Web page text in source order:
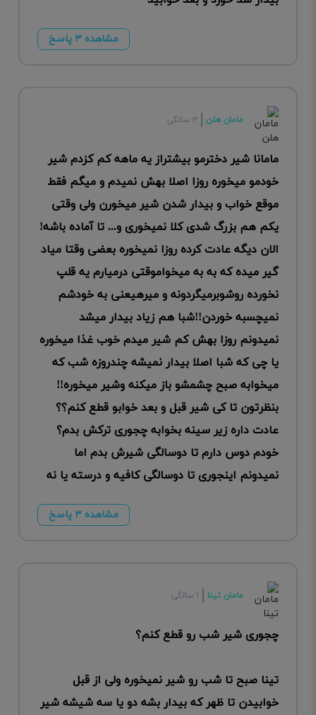
مشاهده ۳ پاسخ
مامان هلن ۳ سالگی
مامانا شیر دخترمو بیشتراز یه ماهه کم کزدم شیر
خودمو میخوره روزا اصلا بهش نمیدم و میگم فقط
موقع خواب و بیدار شدن شیر میخورن ولی وقتی
یکم هم بزرگ شدی کلا نمیخوری و... تا آماده باشه!
الان دیگه عادت کرده روزا نمیخوره بعضی وقتا میاد
گیر میده که به به میخواموقتی درمیارم یه قلپ
نخورده روشوبرمیگردونه و میرهیعنی به خودشم
نمیچسبه خوردن!!شبا هم زیاد بیدار میشد
نمیدونم روزا بهش کم شیر میدم خوب غذا میخوره
یا چی که شبا اصلا بیدار نمیشه چندروزه شب که
میخوابه صبح چشمشو باز میکنه وشیر میخوره!!
بنظرتون تا کی شیر قبل و بعد خوابو قطع کنم؟؟
عادت داره زیر سینه بخوابه چجوری ترکش بدم؟
خودم دوس دارم تا دوسالگی شیرش بدم اما
نمیدونم اینجوری تا دوسالگی کافیه و درسته یا نه
مشاهده ۳ پاسخ
مامان تینا ۱ سالگی
چجوری شیر شب رو قطع کنم؟
تینا صبح تا شب رو شیر نمیخوره ولی از قبل
خوابیدن تا ظهر که بیدار بشه دو یا سه شیشه شیر